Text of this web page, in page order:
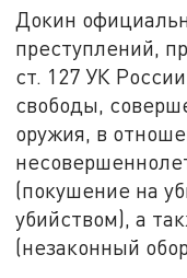
Докин
преступлений,
ст. 127 УК
свободы,
оружия, в
(покушение на
убийством), а
(незаконный